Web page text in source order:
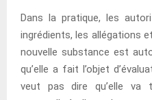
Dans la pratique, les
ingrédients, les allégations
nouvelle substance est
qu’elle a fait l’objet
veut pas dire qu’elle va